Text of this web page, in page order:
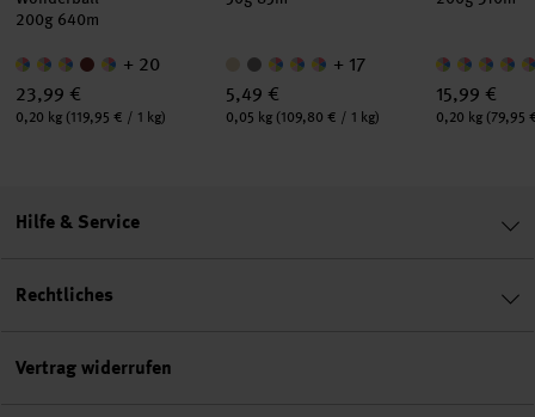
200g 640m
+ 20
23,99 €
Inhalt:
0,20 kg (119,95 € / 1 kg)
+ 17
5,49 €
Inhalt:
0,05 kg (109,80 € / 1 kg)
15,99 €
Inhalt:
0,20 kg (79,95
Hilfe & Service
Rechtliches
Vertrag widerrufen